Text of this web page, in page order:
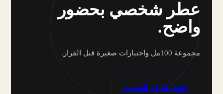
عطر شخصي بحضور
واضح.
مجموعة 100مل واختبارات صغيرة قبل القرار.
اكتشف العطور الشخصية